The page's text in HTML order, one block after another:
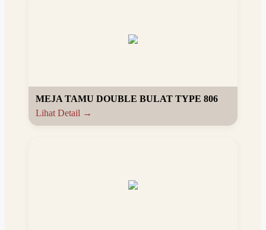
MEJA TAMU DOUBLE BULAT TYPE 806
Lihat Detail →